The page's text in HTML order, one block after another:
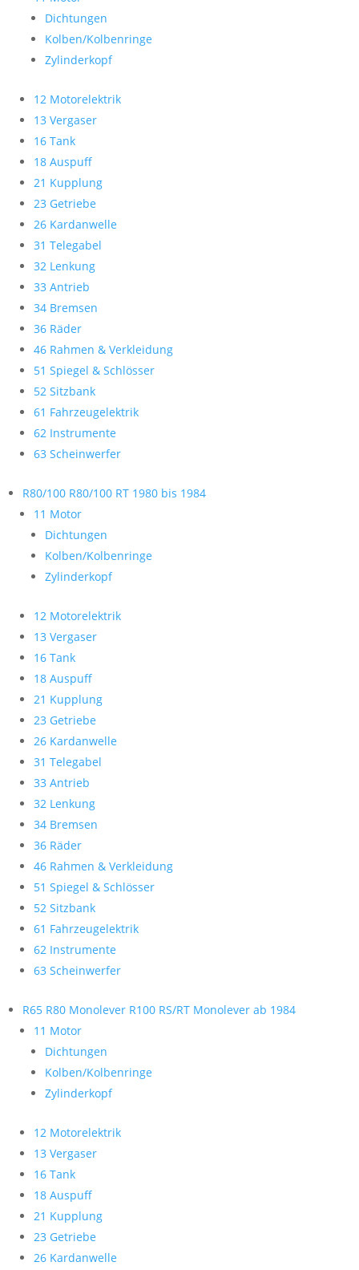
Dichtungen
Kolben/Kolbenringe
Zylinderkopf
12 Motorelektrik
13 Vergaser
16 Tank
18 Auspuff
21 Kupplung
23 Getriebe
26 Kardanwelle
31 Telegabel
32 Lenkung
33 Antrieb
34 Bremsen
36 Räder
46 Rahmen & Verkleidung
51 Spiegel & Schlösser
52 Sitzbank
61 Fahrzeugelektrik
62 Instrumente
63 Scheinwerfer
R80/100 R80/100 RT 1980 bis 1984
11 Motor
Dichtungen
Kolben/Kolbenringe
Zylinderkopf
12 Motorelektrik
13 Vergaser
16 Tank
18 Auspuff
21 Kupplung
23 Getriebe
26 Kardanwelle
31 Telegabel
33 Antrieb
32 Lenkung
34 Bremsen
36 Räder
46 Rahmen & Verkleidung
51 Spiegel & Schlösser
52 Sitzbank
61 Fahrzeugelektrik
62 Instrumente
63 Scheinwerfer
R65 R80 Monolever R100 RS/RT Monolever ab 1984
11 Motor
Dichtungen
Kolben/Kolbenringe
Zylinderkopf
12 Motorelektrik
13 Vergaser
16 Tank
18 Auspuff
21 Kupplung
23 Getriebe
26 Kardanwelle